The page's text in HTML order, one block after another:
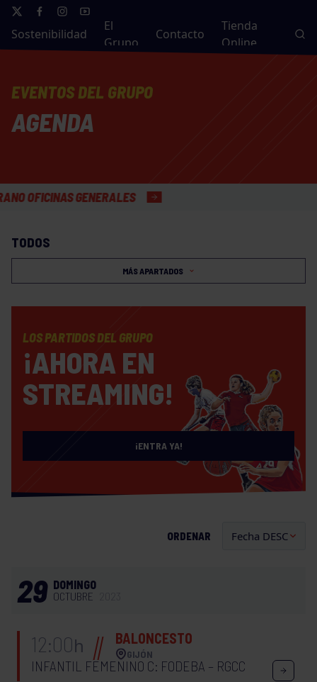
Sostenibilidad
El
Grupo
Contacto
Tienda
Online
EVENTOS DEL GRUPO
AGENDA
GENERALES
TODOS
MÁS APARTADOS
LOS PARTIDOS DEL GRUPO
¡AHORA EN
STREAMING!
¡ENTRA YA!
ORDENAR
29 DOMINGO
OCTUBRE
12:00h BALONCESTO
GIJÓN
INFANTIL FEMENINO C: FODEBA – RGCC